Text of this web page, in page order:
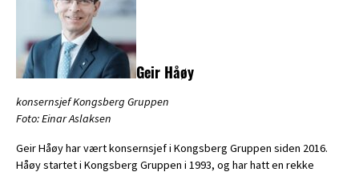
Geir Håøy
konsernsjef Kongsberg Gruppen
Foto: Einar Aslaksen
Geir Håøy har vært konsernsjef i Kongsberg Gruppen siden 2016.
Håøy startet i Kongsberg Gruppen i 1993, og har hatt en rekke